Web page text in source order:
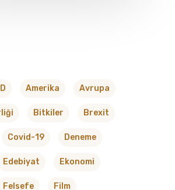
Amerika Avrupa
Bitkiler Brexit
Covid-19 Deneme
Edebiyat Ekonomi
Felsefe Film